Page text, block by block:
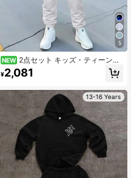
5
NEW 2点セット キッズ・ティーンボ
ーイズ カジュアル スポーツ ストリ
ートウェア レター柄 ホワイトパーカ
ウェットシャツ＋フリース ホワイト
スウェットパンツ ロングパンツ 通
勤・通学・普段着・スポーツ向け 秋
冬用
¥2,081
13-16 Years